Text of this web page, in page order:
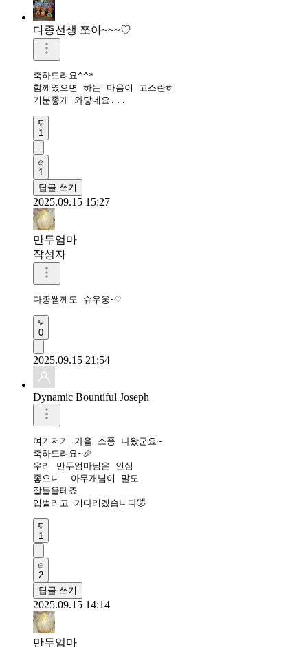
다종선생 쪼아~~~♡
축하드려요^^*
함께였으면 하는 마음이 고스란히
기분좋게 와닿네요...
1
1
답글 쓰기
2025.09.15 15:27
만두엄마
작성자
다종쌤께도 슈우웅~♡
0
2025.09.15 21:54
Dynamic Bountiful Joseph
여기저기 가을 소풍 나왔군요~
축하드려요~🎉
우리 만두엄마님은 인심
좋으니  아무개님이 말도
잘들을테죠
입벌리고 기다리겠습니다🤣
1
2
답글 쓰기
2025.09.15 14:14
만두엄마